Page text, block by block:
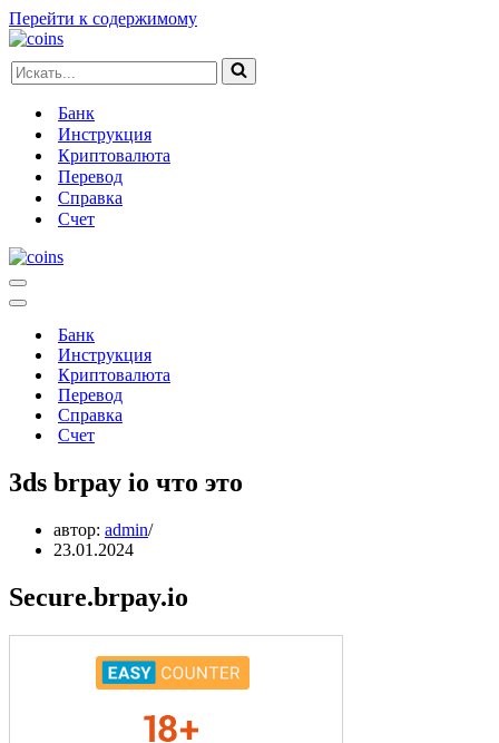
Перейти к содержимому
Искать...
Банк
Инструкция
Криптовалюта
Перевод
Справка
Счет
Меню
навигации
Меню
навигацииБанк
Инструкция
Криптовалюта
Перевод
Справка
Счет
3ds brpay io что это
автор: admin
23.01.2024
Secure.brpay.io